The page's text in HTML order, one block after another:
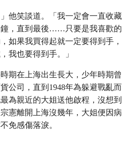
他笑談道。「我一定會一直收藏
，直到最後……只要是我喜歡的
如果我買得起就一定要得到手，
我也要得到手。」
期在上海出生長大，少年時期曾
公司，直到1948年為躲避戰亂而
為親近的大姐送他啟程，沒想到
憲離開上海沒幾年，大姐便因病
免感傷落淚。